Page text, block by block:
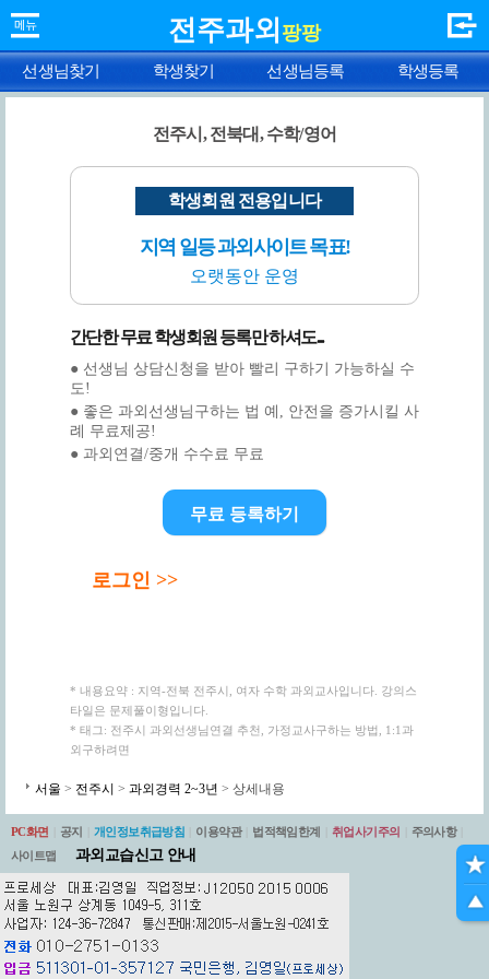
전주과외 팡팡
선생님찾기 학생찾기 선생님등록 학생등록
전주시, 전북대, 수학/영어
학생회원 전용입니다
지역 일등 과외사이트 목표!
오랫동안 운영
간단한 무료 학생회원 등록만 하셔도...
● 선생님 상담신청을 받아 빨리 구하기 가능하실 수
도!
● 좋은 과외선생님구하는 법 예, 안전을 증가시킬 사
례 무료제공!
● 과외연결/중개 수수료 무료
무료 등록하기
로그인 >>
* 내용요약 : 지역-전북 전주시, 여자 수학 과외교사입니다. 강의스
타일은 문제풀이형입니다.
* 태그: 전주시 과외선생님연결 추천, 가정교사구하는 방법, 1:1과
외구하려면
서울 > 전주시 > 과외경력 2~3년 > 상세내용
PC화면 공지 개인정보취급방침 이용약관 법적책임한계 취업사기주의 주의사항
사이트맵
과외교습신고 안내